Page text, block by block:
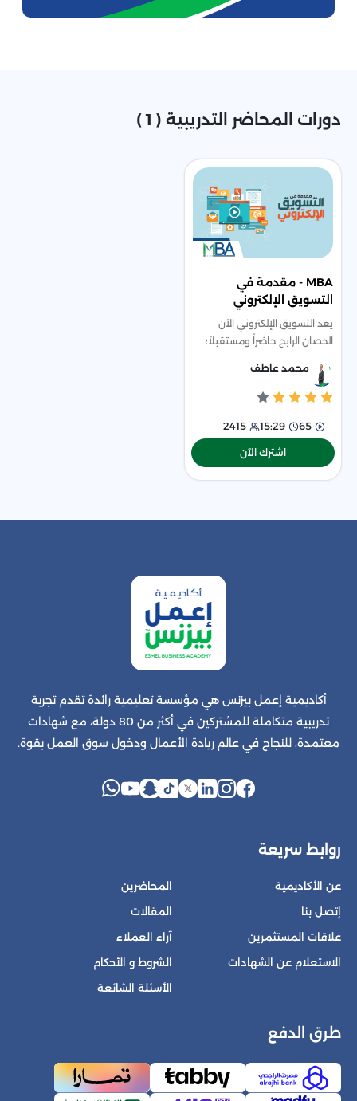
دورات المحاضر التدريبية ( 1 )
MBA - مقدمة في
التسويق الإلكتروني
يعد التسويق الإلكتروني الآن
الحصان الرابح حاضراً ومستقبلاً؛
التطور في مجالات الدعاية
والإعلان، كما هو الوسيلة الأسرع
محمد عاطف
65
15:29
2415
اشترك الآن
أكاديمية إعمل بيزنس هي مؤسسة تعليمية رائدة تقدم تجربة
تدريبية متكاملة للمشتركين في أكثر من 80 دولة، مع شهادات
معتمدة، للنجاح في عالم ريادة الأعمال ودخول سوق العمل بقوة.
روابط سريعة
عن الأكاديمية
إتصل بنا
علاقات المستثمرين
الاستعلام عن الشهادات
المحاضرين
المقالات
آراء العملاء
الشروط و الأحكام
الأسئلة الشائعة
طرق الدفع